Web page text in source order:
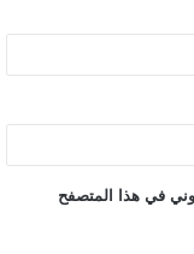
في هذا المتصفح